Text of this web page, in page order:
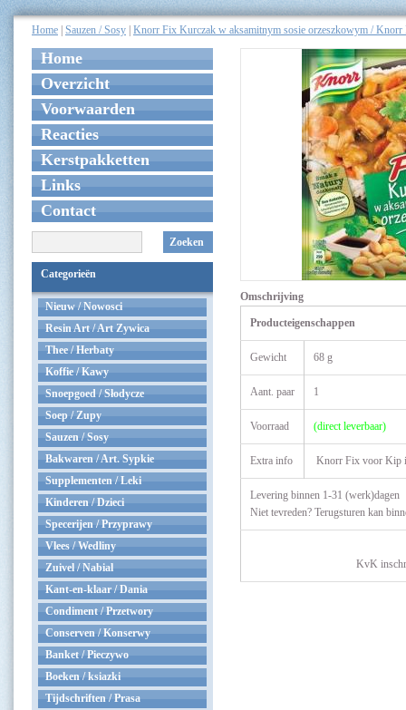
Home Sauzen / Sosy Knorr Fix Kurczak w aksamitnym sosie orzeszkowym / Knorr
Home
Overzicht
Voorwaarden
Reacties
Kerstpakketten
Links
Contact
Zoeken
Categorieën
Nieuw / Nowosci
Resin Art / Art Zywica
Thee / Herbaty
Koffie / Kawy
Snoepgoed / Słodycze
Soep / Zupy
Sauzen / Sosy
Bakwaren / Art. Sypkie
Supplementen / Leki
Kinderen / Dzieci
Specerijen / Przyprawy
Vlees / Wedliny
Zuivel / Nabial
Kant-en-klaar / Dania
Condiment / Przetwory
Conserven / Konserwy
Banket / Pieczywo
Boeken / ksiazki
Tijdschriften / Prasa
Omschrijving
Producteigenschappen
Gewicht 68 g
Aant. paar 1
Voorraad (direct leverbaar)
Extra info Knorr Fix voor Kip
Levering binnen 1-31 (werk)dagen
Niet tevreden? Terugsturen kan
KvK